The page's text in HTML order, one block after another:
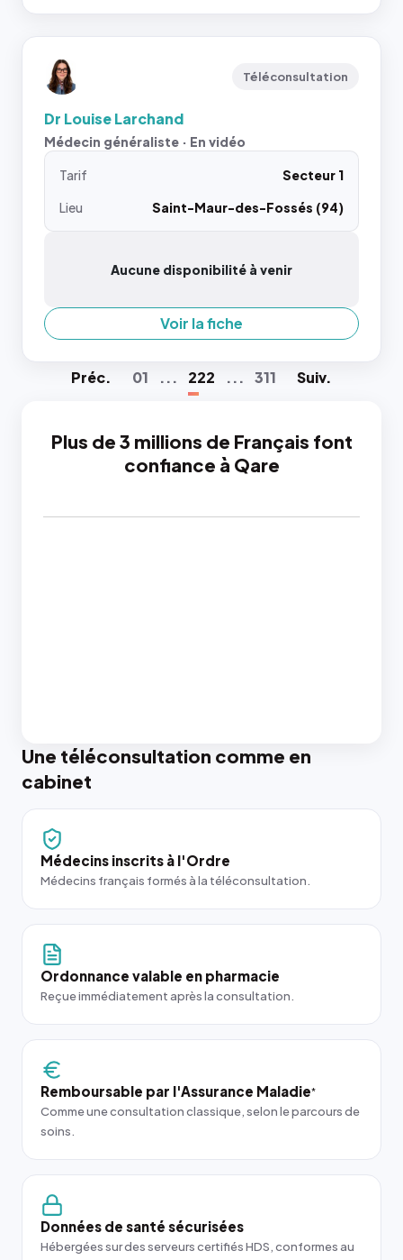
Téléconsultation
Dr Louise Larchand
Médecin généraliste · En vidéo
Tarif
Secteur 1
Lieu
Saint-Maur-des-Fossés (94)
Aucune disponibilité à venir
Voir la fiche
Préc. 01 ... 222 ... 311 Suiv.
Plus de 3 millions de Français font
confiance à Qare
Une téléconsultation comme en
cabinet
Médecins inscrits à l'Ordre
Médecins français formés à la téléconsultation.
Ordonnance valable en pharmacie
Reçue immédiatement après la consultation.
Remboursable par l'Assurance Maladie*
Comme une consultation classique, selon le parcours de
soins.
Données de santé sécurisées
Hébergées sur des serveurs certifiés HDS, conformes au